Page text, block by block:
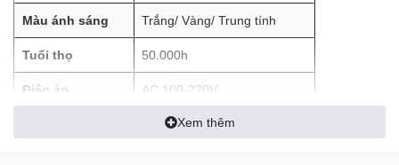
Thân thiện với môi trường:Đèn LED tàu biển không
chứa thủy ngân và các chất độc hại khác, góp phần bảo vệ
môi trường biển.
sáng trắng, rõ ràng giúp thuyền trưởng dễ dàng quan sát
Màu ánh sáng Trắng/ Vàng/ Trung tính
Tuổi thọ 50.000h
Điện áp AC 100-220V
IP66 Xem thêm